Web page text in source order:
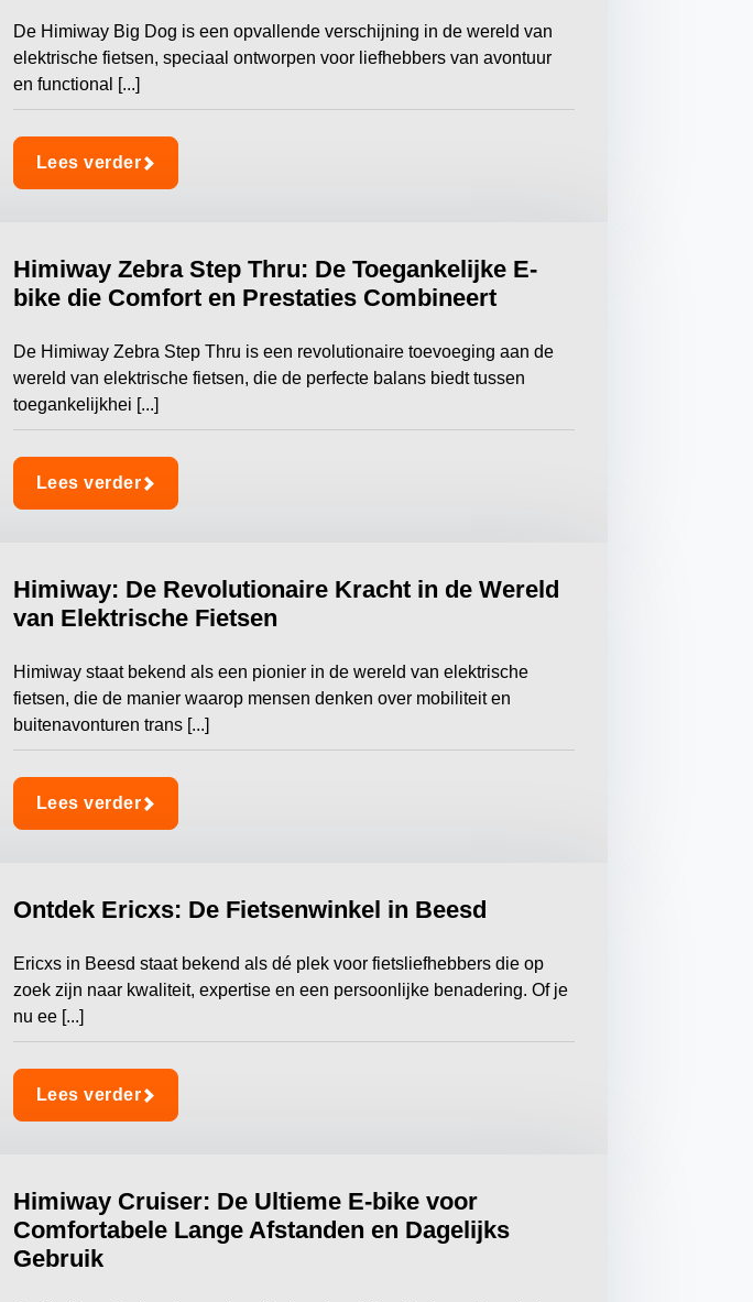
De Himiway Big Dog is een opvallende verschijning in de wereld van
elektrische fietsen, speciaal ontworpen voor liefhebbers van avontuur
en functional [...]
Lees verder
Himiway Zebra Step Thru: De Toegankelijke E-
bike die Comfort en Prestaties Combineert
De Himiway Zebra Step Thru is een revolutionaire toevoeging aan de
wereld van elektrische fietsen, die de perfecte balans biedt tussen
toegankelijkhei [...]
Lees verder
Himiway: De Revolutionaire Kracht in de Wereld
van Elektrische Fietsen
Himiway staat bekend als een pionier in de wereld van elektrische
fietsen, die de manier waarop mensen denken over mobiliteit en
buitenavonturen trans [...]
Lees verder
Ontdek Ericxs: De Fietsenwinkel in Beesd
Ericxs in Beesd staat bekend als dé plek voor fietsliefhebbers die op
zoek zijn naar kwaliteit, expertise en een persoonlijke benadering. Of je
nu ee [...]
Lees verder
Himiway Cruiser: De Ultieme E-bike voor
Comfortabele Lange Afstanden en Dagelijks
Gebruik